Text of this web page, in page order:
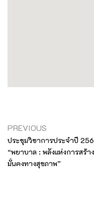
PREVIOUS
ประชุมวิชาการประจำปี
“พยาบาล : พลังแห่งการสร้า
มั่นคงทางสุขภาพ”